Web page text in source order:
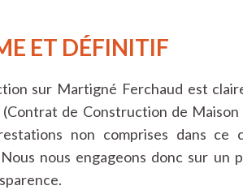
ET DÉFINITIF
sur Martigné Ferchaud est
de Construction de Maison
non comprises dans ce
nous engageons donc sur un